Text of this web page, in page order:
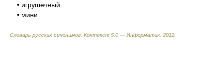
• игрушечный
• мини
Словарь русских синонимов. Контекст 5.0 — Информатик. 2012